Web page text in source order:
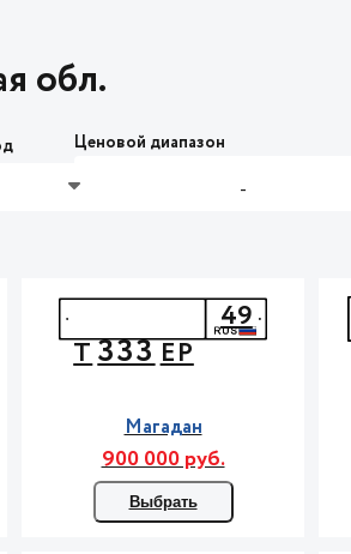
обл.
Ценовой диапазон
-
Т333ЕР
49
Магадан
900 000 руб.
Выбрать